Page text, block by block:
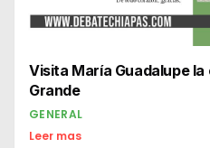
Visita María Guadalupe
Grande
GENERAL
Leer mas